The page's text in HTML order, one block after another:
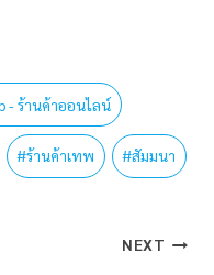
- ร้านค้าออนไลน์
#ร้านค้าเทพ #สัมมนา
NEXT